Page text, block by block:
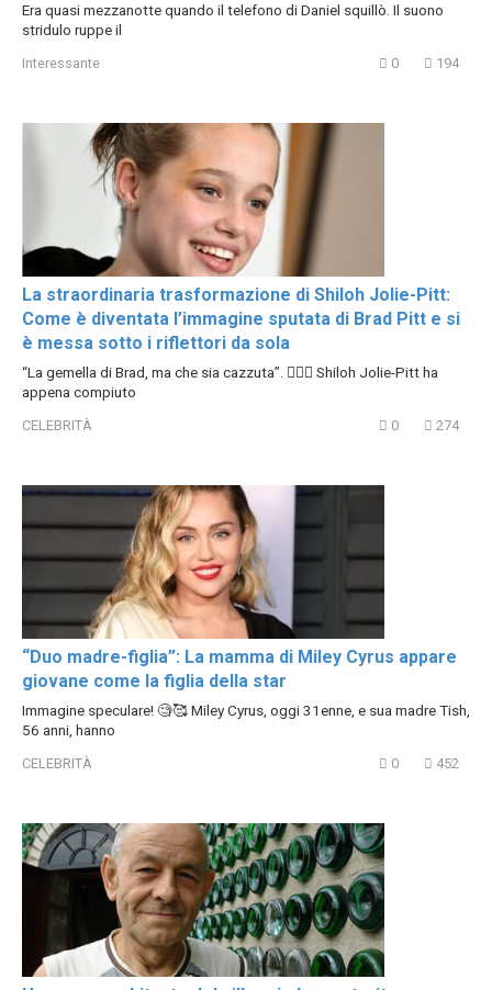
Era quasi mezzanotte quando il telefono di Daniel squillò. Il suono
stridulo ruppe il
Interessante 0 194
La straordinaria trasformazione di Shiloh Jolie-Pitt:
Come è diventata l’immagine sputata di Brad Pitt e si
è messa sotto i riflettori da sola
“La gemella di Brad, ma che sia cazzuta”. 😮‍💨🔥 Shiloh Jolie-Pitt ha
appena compiuto
CELEBRITÀ 0 274
“Duo madre-figlia”: La mamma di Miley Cyrus appare
giovane come la figlia della star
Immagine speculare! 🧐🥰 Miley Cyrus, oggi 31enne, e sua madre Tish,
56 anni, hanno
CELEBRITÀ 0 452